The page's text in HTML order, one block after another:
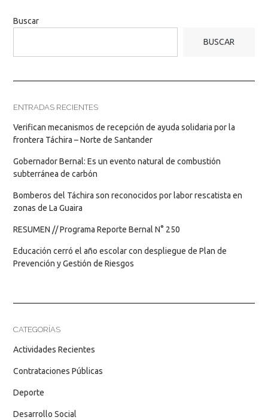
Buscar
BUSCAR
ENTRADAS RECIENTES
Verifican mecanismos de recepción de ayuda solidaria por la
frontera Táchira – Norte de Santander
Gobernador Bernal: Es un evento natural de combustión
subterránea de carbón
Bomberos del Táchira son reconocidos por labor rescatista en
zonas de La Guaira
RESUMEN // Programa Reporte Bernal N° 250
Educación cerró el año escolar con despliegue de Plan de
Prevención y Gestión de Riesgos
CATEGORÍAS
Actividades Recientes
Contrataciones Públicas
Deporte
Desarrollo Social